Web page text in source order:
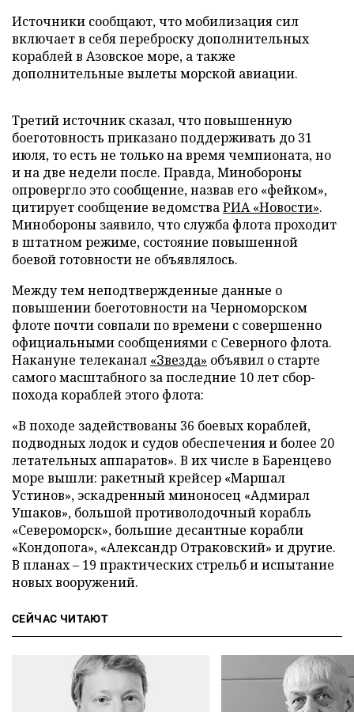
Источники сообщают, что мобилизация сил
включает в себя переброску дополнительных
кораблей в Азовское море, а также
дополнительные вылеты морской авиации.
Третий источник сказал, что повышенную
боеготовность приказано поддерживать до 31
июля, то есть не только на время чемпионата, но
и на две недели после. Правда, Минобороны
опровергло это сообщение, назвав его «фейком»,
цитирует сообщение ведомстваРИА «Новости».
Минобороны заявило, что служба флота проходит
в штатном режиме, состояние повышенной
боевой готовности не объявлялось.
Между тем неподтвержденные данные о
повышении боеготовности на Черноморском
флоте почти совпали по времени с совершенно
официальными сообщениями с Северного флота.
Накануне телеканал «Звезда» объявил о старте
самого масштабного за последние 10 лет сбор-
похода кораблей этого флота:
«В походе задействованы 36 боевых кораблей,
подводных лодок и судов обеспечения и более 20
летательных аппаратов». В их числе в Баренцево
море вышли: ракетный крейсер «Маршал
Устинов», эскадренный миноносец «Адмирал
Ушаков», большой противолодочный корабль
«Североморск», большие десантные корабли
«Кондопога», «Александр Отраковский» и другие.
В планах – 19 практических стрельб и испытание
новых вооружений.
СЕЙЧАС ЧИТАЮТ